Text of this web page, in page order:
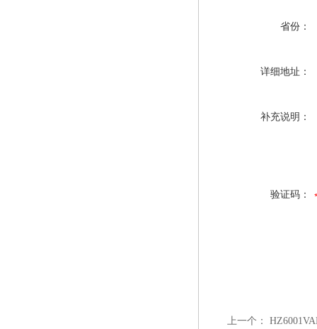
省份：
详细地址：
补充说明：
验证码：
上一个：